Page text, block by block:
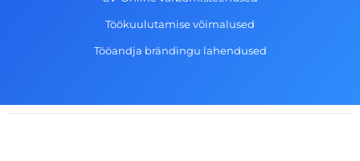
Töökuulutamise võimalused
Tööandja brändingu lahendused